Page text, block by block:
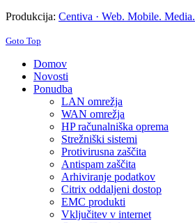
Produkcija: Centiva · Web. Mobile. Media.
Goto Top
Domov
Novosti
Ponudba
LAN omrežja
WAN omrežja
HP računalniška oprema
Strežniški sistemi
Protivirusna zaščita
Antispam zaščita
Arhiviranje podatkov
Citrix oddaljeni dostop
EMC produkti
Vključitev v internet